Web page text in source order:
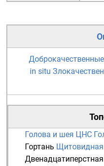
in situ
Голова и шея ЦНС
Гортань